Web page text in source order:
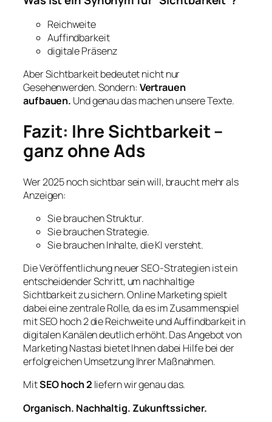
Reichweite
Auffindbarkeit
digitale Präsenz
Aber Sichtbarkeit bedeutet nicht nur
Gesehenwerden. Sondern: Vertrauen
aufbauen. Und genau das machen unsere Texte.
Fazit: Ihre Sichtbarkeit –
ganz ohne Ads
Wer 2025 noch sichtbar sein will, braucht mehr als
Anzeigen:
Sie brauchen Struktur.
Sie brauchen Strategie.
Sie brauchen Inhalte, die KI versteht.
Die Veröffentlichung neuer SEO-Strategien ist ein
entscheidender Schritt, um nachhaltige
Sichtbarkeit zu sichern. Online Marketing spielt
dabei eine zentrale Rolle, da es im Zusammenspiel
mit SEO hoch 2 die Reichweite und Auffindbarkeit in
digitalen Kanälen deutlich erhöht. Das Angebot von
Marketing Nastasi bietet Ihnen dabei Hilfe bei der
erfolgreichen Umsetzung Ihrer Maßnahmen.
MitSEO hoch 2 liefern wir genau das.
Organisch. Nachhaltig. Zukunftssicher.